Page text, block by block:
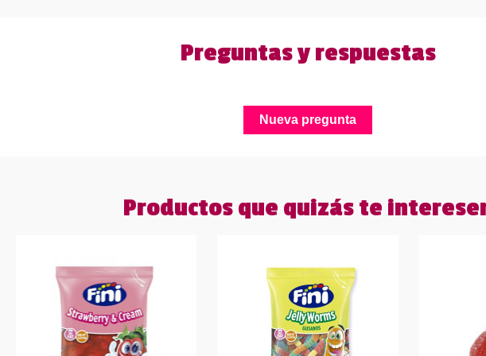
Preguntas y respuestas
Nueva pregunta
Productos que quizás te